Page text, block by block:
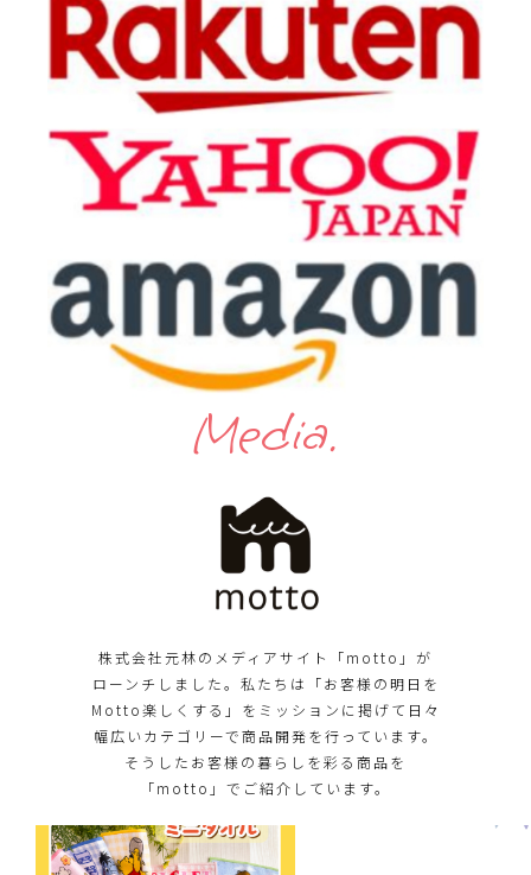
Media.
株式会社元林のメディアサイト「motto」が
ローンチしました。私たちは「お客様の明日を
Motto楽しくする」をミッションに掲げて日々
幅広いカテゴリーで商品開発を行っています。
そうしたお客様の暮らしを彩る商品を
「motto」でご紹介しています。